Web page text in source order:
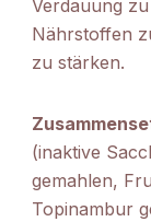
Verdauung
Nährstoffen
zu stärken.
(inaktive
gemahlen,
Topinambur